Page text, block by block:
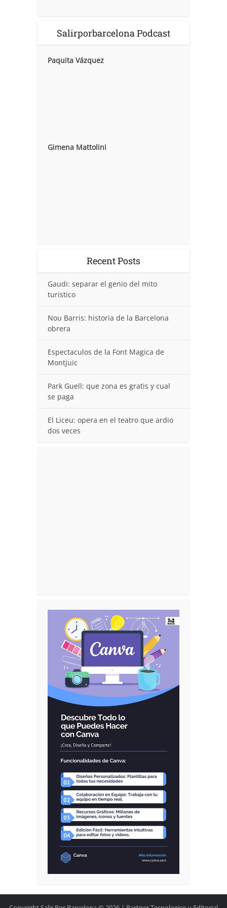
Salirporbarcelona Podcast
Paquita Vázquez
Gimena Mattolini
Recent Posts
Gaudi: separar el genio del mito
turistico
Nou Barris: historia de la Barcelona
obrera
Espectaculos de la Font Magica de
Montjuic
Park Guell: que zona es gratis y cual
se paga
El Liceu: opera en el teatro que ardio
dos veces